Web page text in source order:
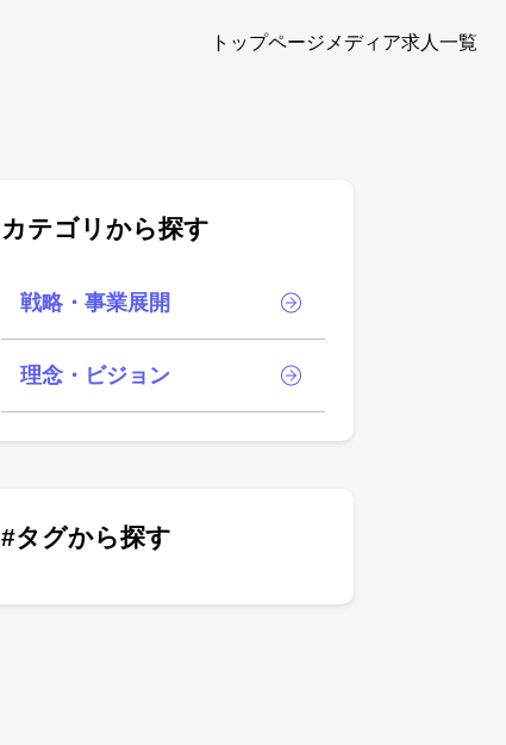
トップページ メディア求人一覧
カテゴリから探す
戦略・事業展開
理念・ビジョン
#タグから探す